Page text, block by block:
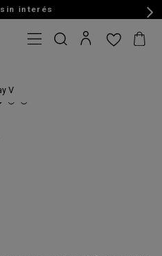
interés
V